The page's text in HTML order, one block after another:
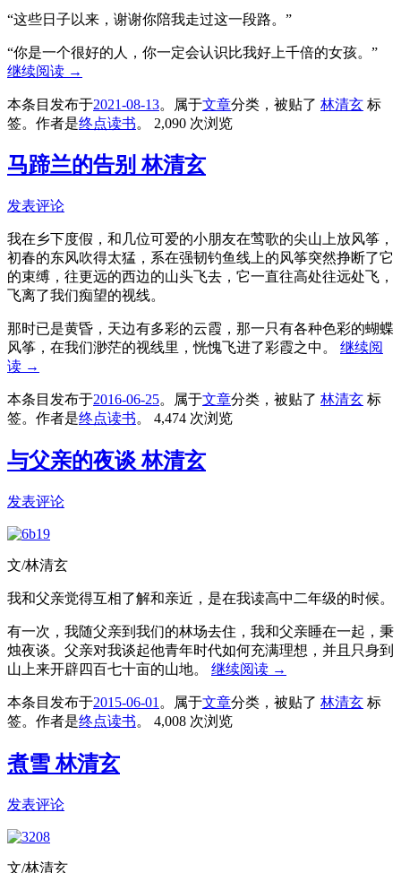
“这些日子以来，谢谢你陪我走过这一段路。”
“你是一个很好的人，你一定会认识比我好上千倍的女孩。”
继续阅读 →
本条目发布于2021-08-13。属于文章分类，被贴了 林清玄 标
签。 作者是终点读书。 2,090 次浏览
马蹄兰的告别 林清玄
发表评论
我在乡下度假，和几位可爱的小朋友在莺歌的尖山上放风筝，
初春的东风吹得太猛，系在强韧钓鱼线上的风筝突然挣断了它
的束缚，往更远的西边的山头飞去，它一直往高处往远处飞，
飞离了我们痴望的视线。
那时已是黄昏，天边有多彩的云霞，那一只有各种色彩的蝴蝶
风筝，在我们渺茫的视线里，恍愧飞进了彩霞之中。 继续阅
读 →
本条目发布于2016-06-25。属于文章分类，被贴了 林清玄 标
签。 作者是终点读书。 4,474 次浏览
与父亲的夜谈 林清玄
发表评论
文/林清玄
我和父亲觉得互相了解和亲近，是在我读高中二年级的时候。
有一次，我随父亲到我们的林场去住，我和父亲睡在一起，秉
烛夜谈。父亲对我谈起他青年时代如何充满理想，并且只身到
山上来开辟四百七十亩的山地。 继续阅读 →
本条目发布于2015-06-01 。属于文章分类，被贴了 林清玄 标
签。 作者是终点读书。 4,008 次浏览
煮雪 林清玄
发表评论
文/林清玄